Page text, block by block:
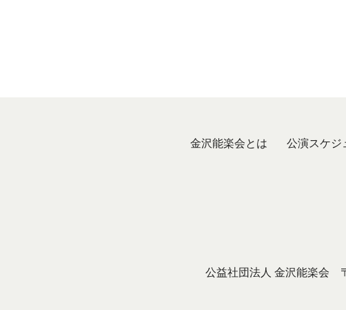
金沢能楽会とは 公演スケジ
公益社団法人 金沢能楽会